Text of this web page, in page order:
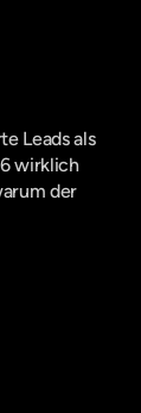
Leads als
wirklich
der